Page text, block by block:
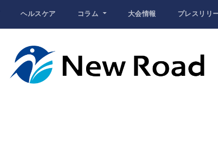
ヘルスケア コラム 大会情報 プレスリリ